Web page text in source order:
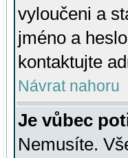
vyloučeni a
jméno a
kontaktujte
Návrat nahoru
Je vůbec
Nemusíte.